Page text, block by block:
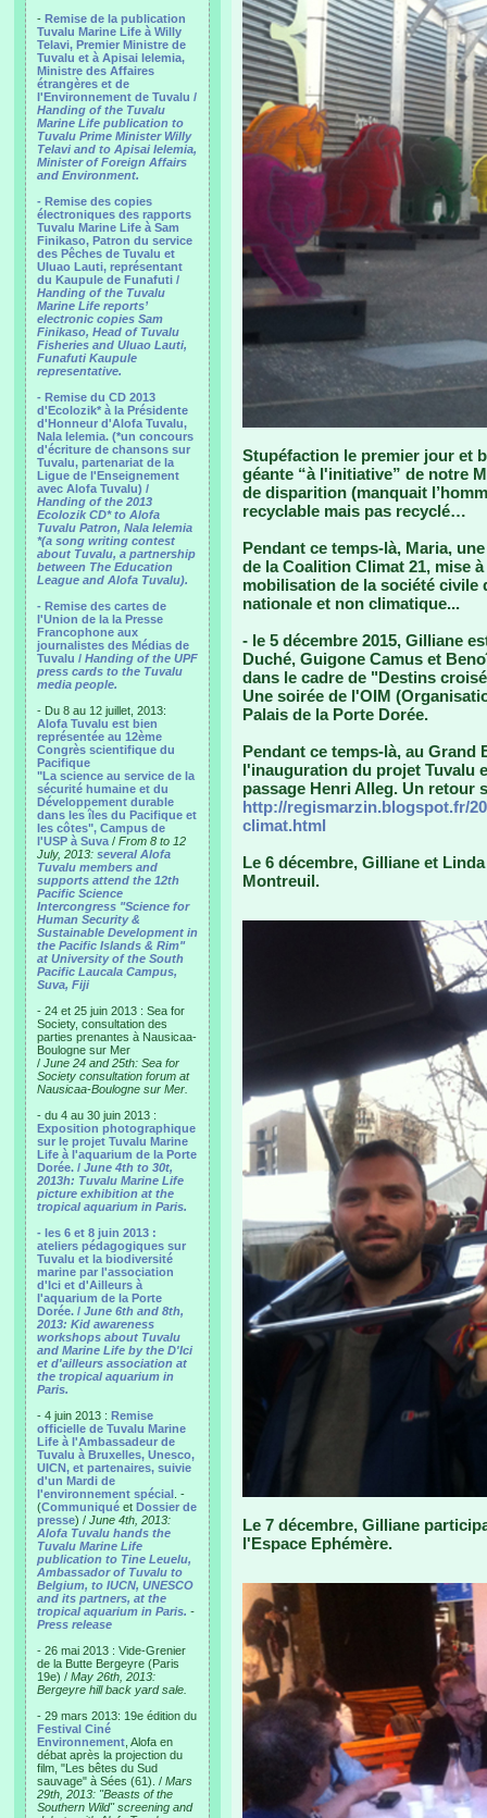
- Remise de la publication
Tuvalu Marine Life à Willy
Telavi, Premier Ministre de
Tuvalu et à Apisai Ielemia,
Ministre des Affaires
étrangères et de
l'Environnement de Tuvalu /
Handing of the Tuvalu
Marine Life publication to
Tuvalu Prime Minister Willy
Telavi and to Apisai Ielemia,
Minister of Foreign Affairs
and Environment.
- Remise des copies
électroniques des rapports
Tuvalu Marine Life à Sam
Finikaso, Patron du service
des Pêches de Tuvalu et
Uluao Lauti, représentant
du Kaupule de Funafuti /
Handing of the Tuvalu
Marine Life reports’
electronic copies Sam
Finikaso, Head of Tuvalu
Fisheries and Uluao Lauti,
Funafuti Kaupule
representative.
- Remise du CD 2013
d'Ecolozik* à la Présidente
d'Honneur d'Alofa Tuvalu,
Nala Ielemia. (*un concours
d'écriture de chansons sur
Tuvalu, partenariat de la
Ligue de l'Enseignement
avec Alofa Tuvalu) /
Handing of the 2013
Ecolozik CD* to Alofa
Tuvalu Patron, Nala Ielemia
*(a song writing contest
about Tuvalu, a partnership
between The Education
League and Alofa Tuvalu).
- Remise des cartes de
l'Union de la la Presse
Francophone aux
journalistes des Médias de
Tuvalu / Handing of the UPF
press cards to the Tuvalu
media people.
- Du 8 au 12 juillet, 2013:
Alofa Tuvalu est bien
représentée au 12ème
Congrès scientifique du
Pacifique
"La science au service de la
sécurité humaine et du
Développement durable
dans les îles du Pacifique et
les côtes", Campus de
l'USP à Suva / From 8 to 12
July, 2013: several Alofa
Tuvalu members and
supports attend the 12th
Pacific Science
Intercongress "Science for
Human Security &
Sustainable Development in
the Pacific Islands & Rim"
at University of the South
Pacific Laucala Campus,
Suva, Fiji
- 24 et 25 juin 2013 : Sea for
Society, consultation des
parties prenantes à Nausicaa-
Boulogne sur Mer
/ June 24 and 25th: Sea for
Society consultation forum at
Nausicaa-Boulogne sur Mer.
- du 4 au 30 juin 2013 :
Exposition photographique
sur le projet Tuvalu Marine
Life à l'aquarium de la Porte
Dorée. / June 4th to 30t,
2013h: Tuvalu Marine Life
picture exhibition at the
tropical aquarium in Paris.
- les 6 et 8 juin 2013 :
ateliers pédagogiques sur
Tuvalu et la biodiversité
marine par l'association
d'Ici et d'Ailleurs à
l'aquarium de la Porte
Dorée. / June 6th and 8th,
2013: Kid awareness
workshops about Tuvalu
and Marine Life by the D'Ici
et d'ailleurs association at
the tropical aquarium in
Paris.
- 4 juin 2013 : Remise
officielle de Tuvalu Marine
Life à l'Ambassadeur de
Tuvalu à Bruxelles, Unesco,
UICN, et partenaires, suivie
d'un Mardi de
l'environnement spécial . -
(Communiqué et Dossier de
presse) / June 4th, 2013:
Alofa Tuvalu hands the
Tuvalu Marine Life
publication to Tine Leuelu,
Ambassador of Tuvalu to
Belgium, to IUCN, UNESCO
and its partners, at the
tropical aquarium in Paris. -
Press release
- 26 mai 2013 : Vide-Grenier
de la Butte Bergeyre (Paris
19e) / May 26th, 2013:
Bergeyre hill back yard sale.
- 29 mars 2013: 19e édition du
Festival Ciné
Environnement , Alofa en
débat après la projection du
film, "Les bêtes du Sud
sauvage" à Sées (61). / Mars
29th, 2013: "Beasts of the
Southern Wild" screening and
Stupéfaction le premier jour et
géante “à l'initiative” de notre
de disparition (manquait
recyclable mais pas recyclé…
Pendant ce temps-là, Maria,
de la Coalition Climat 21, mise
mobilisation de la société
nationale et non climatique...
- le 5 décembre 2015, Gilliane
Duché, Guigone Camus et
dans le cadre de "Destins
Une soirée de l'OIM
Palais de la Porte Dorée.
Pendant ce temps-là, au
l'inauguration du projet Tuvalu
passage Henri Alleg. Un retour
http://regismarzin.blogspot.fr/
climat.html
Le 6 décembre, Gilliane et
Montreuil.
Le 7 décembre, Gilliane
l'Espace Ephémère.